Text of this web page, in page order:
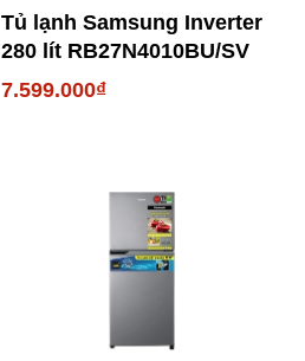
Tủ lạnh Samsung Inverter
280 lít RB27N4010BU/SV
7.599.000₫